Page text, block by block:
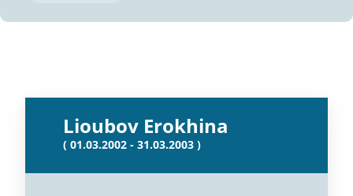
Lioubov Erokhina
( 01.03.2002 - 31.03.2003 )